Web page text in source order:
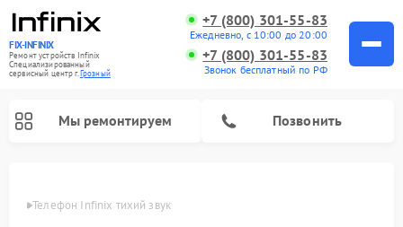
FIX-INFINIX
Ремонт устройств Infinix
Специализированный
cервисный центр г.Грозный
+7 (800) 301-55-83
Ежедневно, с 10:00 до 20:00
+7 (800) 301-55-83
Звонок бесплатный по РФ
Мы ремонтируем Позвонить
Телефон Infinix тихий звук